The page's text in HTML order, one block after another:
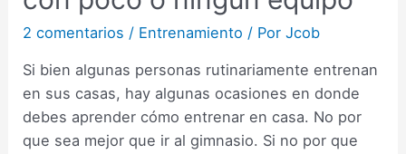
2 comentarios / Entrenamiento / PorJcob
Si bien algunas personas rutinariamente entrenan
en sus casas, hay algunas ocasiones en donde
debes aprender cómo entrenar en casa. No por
que sea mejor que ir al gimnasio. Si no por que